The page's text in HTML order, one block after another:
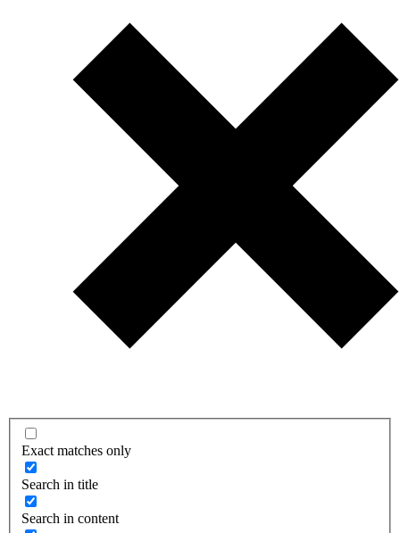
Exact matches only
Search in title
Search in content